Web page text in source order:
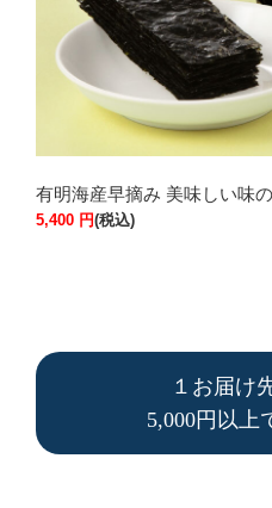
有明海産早摘み 美味しい味の
5,400 円(税込)
１お届け
5,000円以上